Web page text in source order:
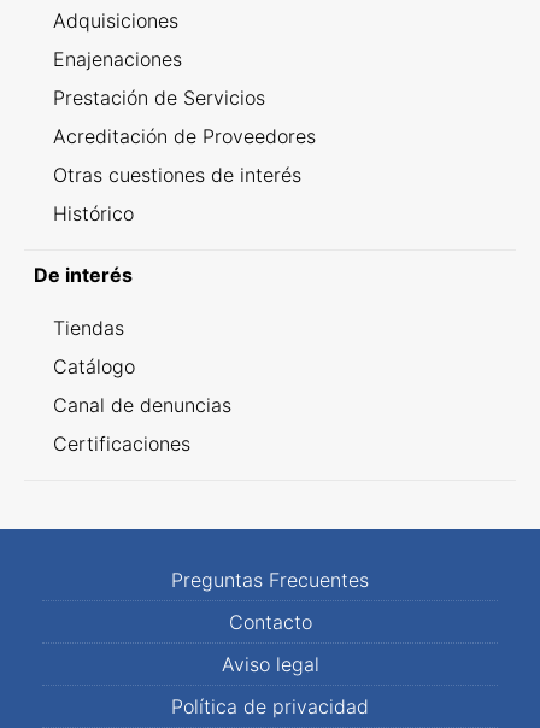
Adquisiciones
Enajenaciones
Prestación de Servicios
Acreditación de Proveedores
Otras cuestiones de interés
Histórico
De interés
Tiendas
Catálogo
Canal de denuncias
Certificaciones
Preguntas Frecuentes
Contacto
Aviso legal
Política de privacidad